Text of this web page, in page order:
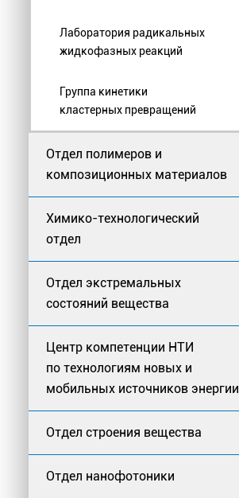
Лаборатория радикальных
жидкофазных реакций
Группа кинетики
кластерных превращений
Отдел полимеров и
композиционных материалов
Химико-технологический
отдел
Отдел экстремальных
состояний вещества
Центр компетенции НТИ
по технологиям новых и
мобильных источников энергии
Отдел строения вещества
Отдел нанофотоники